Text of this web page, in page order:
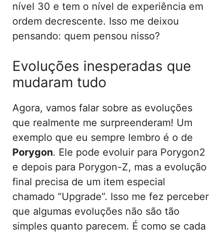
nível 30 e tem o nível de experiência em
ordem decrescente. Isso me deixou
pensando: quem pensou nisso?
Evoluções inesperadas que
mudaram tudo
Agora, vamos falar sobre as evoluções
que realmente me surpreenderam! Um
exemplo que eu sempre lembro é o de
Porygon. Ele pode evoluir para Porygon2
e depois para Porygon-Z, mas a evolução
final precisa de um item especial
chamado “Upgrade”. Isso me fez perceber
que algumas evoluções não são tão
simples quanto parecem. É como se cada